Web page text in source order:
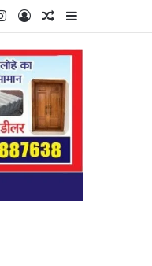
Instagram
Log InRandom Article
Sidebar